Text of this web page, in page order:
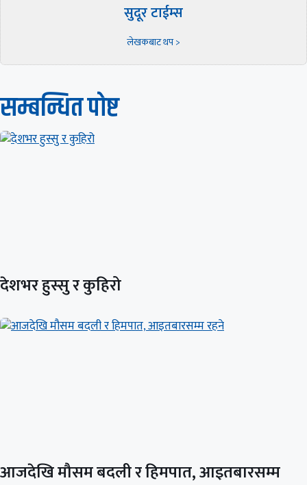
सुदूर टाईम्स
लेखकबाट थप >
सम्बन्धित पाेष्ट
देशभर हुस्सु र कुहिरो
आजदेखि मौसम बदली र हिमपात, आइतबारसम्म